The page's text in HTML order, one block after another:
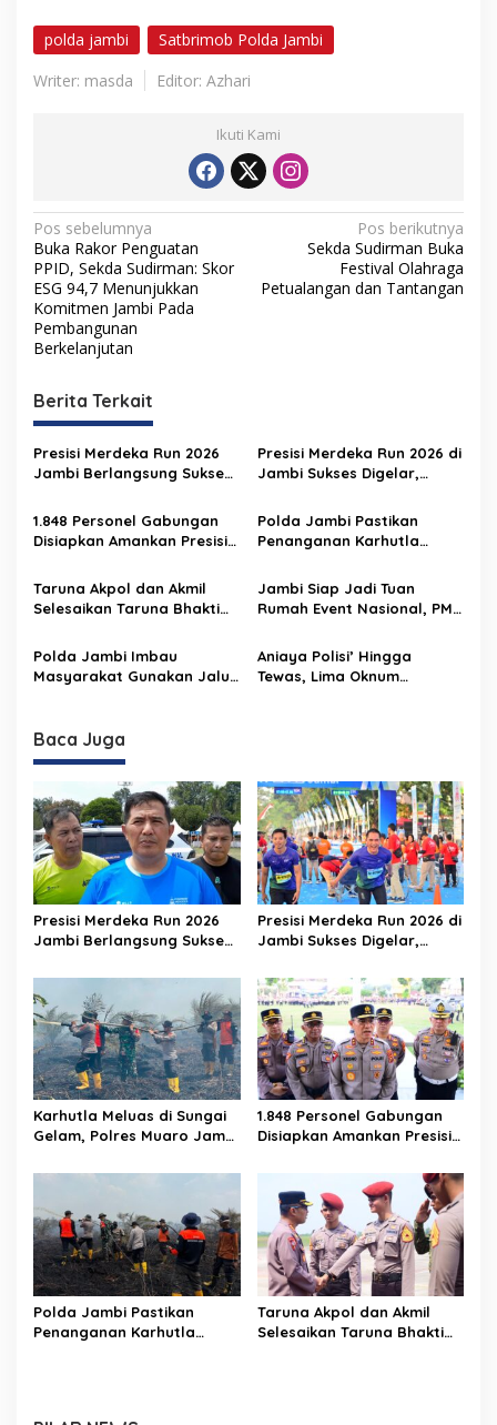
polda jambi
Satbrimob Polda Jambi
Writer: masda
Editor: Azhari
Ikuti Kami
N
a
v
i
g
a
s
i
p
o
s
Pos sebelumnya
Buka Rakor Penguatan
PPID, Sekda Sudirman: Skor
ESG 94,7 Menunjukkan
Komitmen Jambi Pada
Pembangunan
Berkelanjutan
Pos berikutnya
Sekda Sudirman Buka
Festival Olahraga
Petualangan dan Tantangan
Berita Terkait
Presisi Merdeka Run 2026
Jambi Berlangsung Sukses
Presisi Merdeka Run 2026 di
Jambi Sukses Digelar,
Event Nasional
1.848 Personel Gabungan
Disiapkan Amankan Presisi
Polda Jambi Pastikan
Penanganan Karhutla
Taruna Akpol dan Akmil
Selesaikan Taruna Bhakti
Jambi, Kegiatan
Berlangsung Aman dan
Lancar
Jambi Siap Jadi Tuan
Rumah Event Nasional, PMR
Pembuktian
Polda Jambi Imbau
Masyarakat Gunakan Jalur
Merdeka Run 2026
Aniaya Polisi’ Hingga
Tewas, Lima Oknum
Baca Juga
Presisi Merdeka Run 2026
Jambi Berlangsung Sukses
Presisi Merdeka Run 2026 di
Jambi Sukses Digelar,
Event Nasional
Karhutla Meluas di Sungai
Gelam, Polres Muaro Jambi
Pidana
1.848 Personel Gabungan
Disiapkan Amankan Presisi
Polda Jambi Pastikan
Penanganan Karhutla
Taruna Akpol dan Akmil
Selesaikan Taruna Bhakti